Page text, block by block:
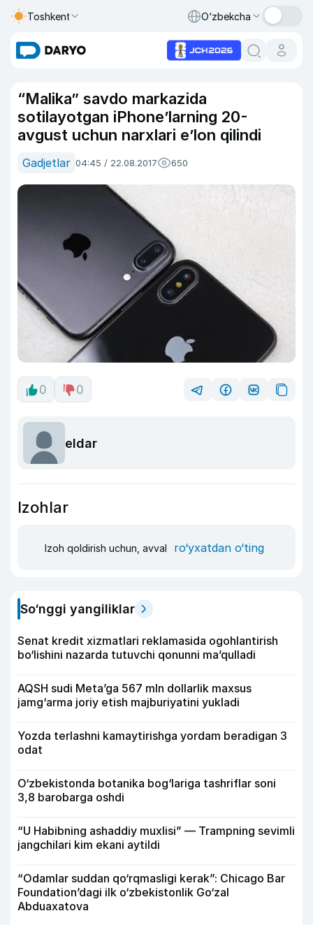
Toshkent O‘zbekcha
“Malika” savdo markazida
sotilayotgan iPhone’larning 20-
avgust uchun narxlari e’lon qilindi
Gadjetlar 04:45 / 22.08.2017 650
0 0
eldar
Izohlar
Izoh qoldirish uchun, avval ro‘yxatdan o‘ting
So‘nggi yangiliklar
Senat kredit xizmatlari reklamasida ogohlantirish
bo‘lishini nazarda tutuvchi qonunni ma’qulladi
AQSH sudi Meta’ga 567 mln dollarlik maxsus
jamg‘arma joriy etish majburiyatini yukladi
Yozda terlashni kamaytirishga yordam beradigan 3
odat
O‘zbekistonda botanika bog‘lariga tashriflar soni
3,8 barobarga oshdi
“U Habibning ashaddiy muxlisi” — Trampning sevimli
jangchilari kim ekani aytildi
“Odamlar suddan qo‘rqmasligi kerak”: Chicago Bar
Foundation’dagi ilk o‘zbekistonlik Go‘zal
Abduaxatova